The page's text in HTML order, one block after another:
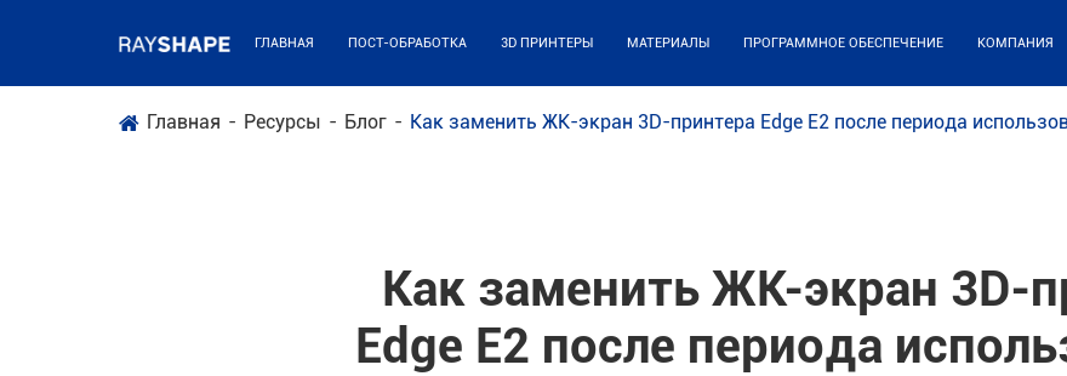
ГЛАВНАЯ ПОСТ-ОБРАБОТКА 3D ПРИНТЕРЫ МАТЕРИАЛЫ ПРОГРАММНОЕ ОБЕСПЕЧЕНИЕ КОМПАНИЯ
Главная Ресурсы Блог Как заменить ЖК-экран 3D-принтера Edge E2 после периода
Как заменить ЖК-экран 3D-
Edge E2 после периода